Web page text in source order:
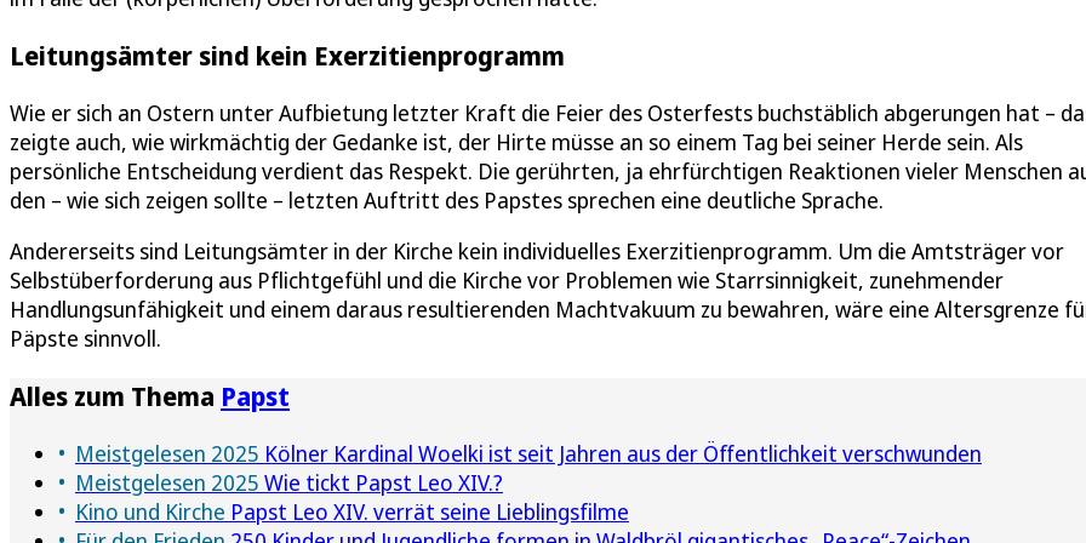
Leitungsämter sind kein Exerzitienprogramm
Wie er sich an Ostern unter Aufbietung letzter Kraft die Feier des Osterfests buchstäblich abgerungen hat –
zeigte auch, wie wirkmächtig der Gedanke ist, der Hirte müsse an so einem Tag bei seiner Herde sein. Als
persönliche Entscheidung verdient das Respekt. Die gerührten, ja ehrfürchtigen Reaktionen vieler Menschen
den – wie sich zeigen sollte – letzten Auftritt des Papstes sprechen eine deutliche Sprache.
Andererseits sind Leitungsämter in der Kirche kein individuelles Exerzitienprogramm. Um die Amtsträger vor
Selbstüberforderung aus Pflichtgefühl und die Kirche vor Problemen wie Starrsinnigkeit, zunehmender
Handlungsunfähigkeit und einem daraus resultierenden Machtvakuum zu bewahren, wäre eine Altersgrenze
Päpste sinnvoll.
Alles zum Thema Papst
Meistgelesen 2025 Kölner Kardinal Woelki ist seit Jahren aus der Öffentlichkeit verschwunden
Meistgelesen 2025 Wie tickt Papst Leo XIV.?
Kino und Kirche Papst Leo XIV. verrät seine Lieblingsfilme